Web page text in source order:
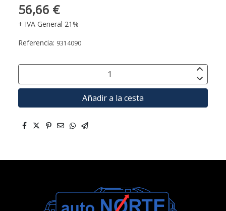
56,66 €
+ IVA General 21%
Referencia: 9314090
Añadir a la cesta